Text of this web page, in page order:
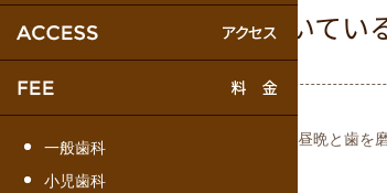
一般歯科
小児歯科
毎日磨いて
毎日欠かさず朝昼晩と歯を